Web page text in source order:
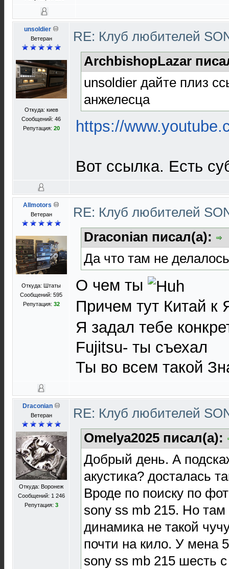
unsoldier
Ветеран
Откуда: киев
Сообщений: 46
Репутация: 20
RE: Клуб любителей
ArchbishopLazar
unsoldier дайте плиз
анжелесца
https://
Вот ссылка. Есть
Allmotors
Ветеран
Откуда: Штаты
Сообщений: 595
Репутация: 32
RE: Клуб любителей
Draconian писал(а):
Да что там не
О чем ты
Причем тут Китай к
Я задал тебе
Fujitsu- ты съехал
Ты во всем такой
Draconian
Ветеран
Откуда: Воронеж
Сообщений: 1 246
Репутация: 3
RE: Клуб любителей
Omelya2025 писал(а):
Добрый день. А
акустика? досталась
Вроде по поиску по
sony ss mb 215. Но там
динамика не такой
почти на кило. У мена
sony ss mb 215 шесть